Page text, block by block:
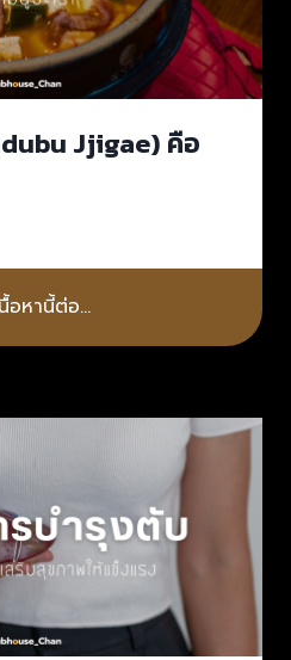
Jjigae) คือ
อหานี้ต่อ…